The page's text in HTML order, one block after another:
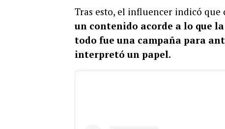
Tras esto, el influencer indicó que
un contenido acorde a lo que
todo fue una campaña para
interpretó un papel.